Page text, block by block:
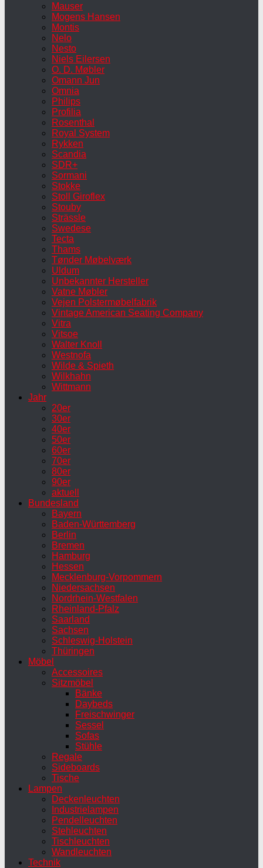
Mauser
Mogens Hansen
Montis
Nelo
Nesto
Niels Eilersen
O. D. Møbler
Omann Jun
Omnia
Philips
Profilia
Rosenthal
Royal System
Rykken
Scandia
SDR+
Sormani
Stokke
Stoll Giroflex
Stouby
Strässle
Swedese
Tecta
Thams
Tønder Møbelværk
Uldum
Unbekannter Hersteller
Vatne Møbler
Vejen Polstermøbelfabrik
Vintage American Seating Company
Vitra
Vitsoe
Walter Knoll
Westnofa
Wilde & Spieth
Wilkhahn
Wittmann
Jahr
20er
30er
40er
50er
60er
70er
80er
90er
aktuell
Bundesland
Bayern
Baden-Württemberg
Berlin
Bremen
Hamburg
Hessen
Mecklenburg-Vorpommern
Niedersachsen
Nordrhein-Westfalen
Rheinland-Pfalz
Saarland
Sachsen
Schleswig-Holstein
Thüringen
Möbel
Accessoires
Sitzmöbel
Bänke
Daybeds
Freischwinger
Sessel
Sofas
Stühle
Regale
Sideboards
Tische
Lampen
Deckenleuchten
Industrielampen
Pendelleuchten
Stehleuchten
Tischleuchten
Wandleuchten
Technik